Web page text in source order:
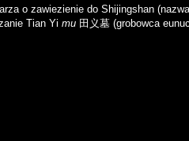
o zawiezienie do Shijingshan
Tian Yi mu 田义墓 (grobowca